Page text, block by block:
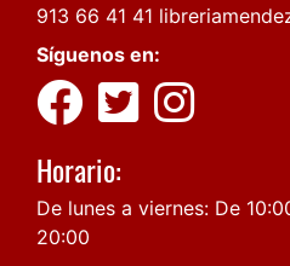
913 66 41 41
Síguenos en:
Horario:
De lunes a viernes: De
20:00